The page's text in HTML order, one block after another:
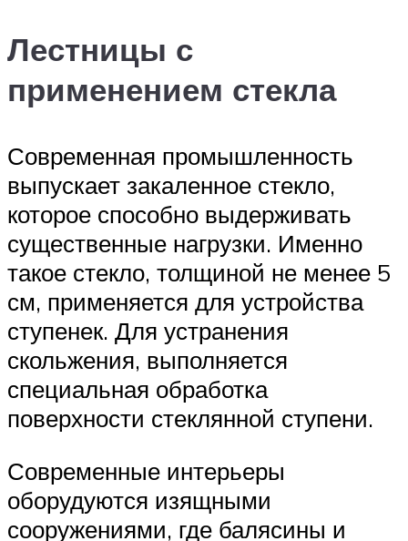
Лестницы с
применением стекла
Современная промышленность
выпускает закаленное стекло,
которое способно выдерживать
существенные нагрузки. Именно
такое стекло, толщиной не менее 5
см, применяется для устройства
ступенек. Для устранения
скольжения, выполняется
специальная обработка
поверхности стеклянной ступени.
Современные интерьеры
оборудуются изящными
сооружениями, где балясины и